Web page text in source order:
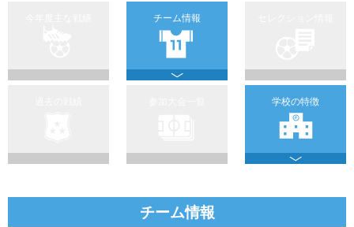
チーム情報
学校の特徴
チーム情報